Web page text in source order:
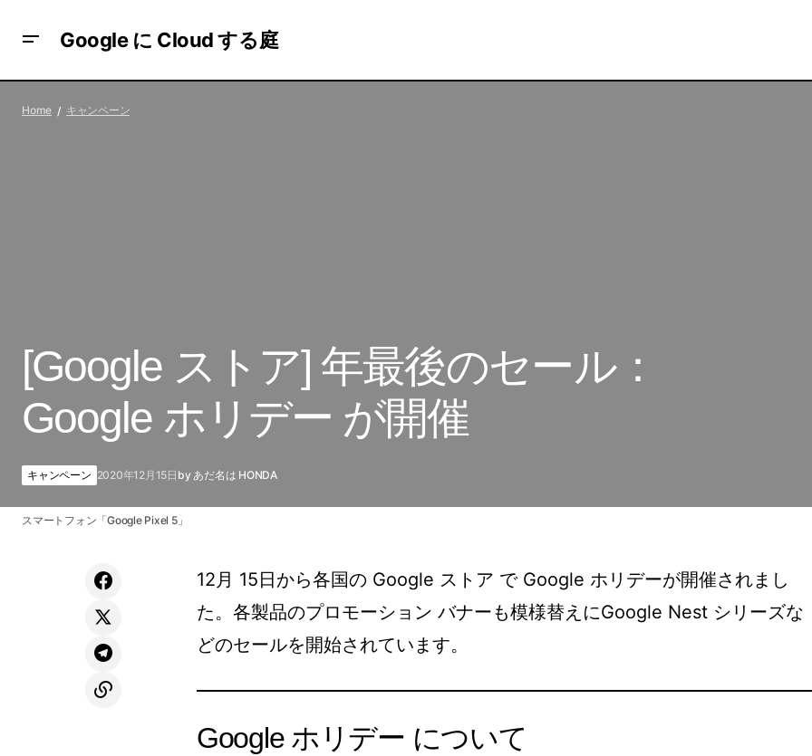
Google に Cloud する庭
Developer Groups（GDG）とは？
Home キャンペーン
[Google ストア] 年最後のセール：
Google ホリデー が開催
キャンペーン 2020年12月15日 by あだ名は HONDA
スマートフォン「Google Pixel 5」
12月 15日から各国の Google ストア で Google ホリデーが開催されまし
た。各製品のプロモーション バナーも模様替えにGoogle Nest シリーズな
どのセールを開始されています。
Google ホリデー について